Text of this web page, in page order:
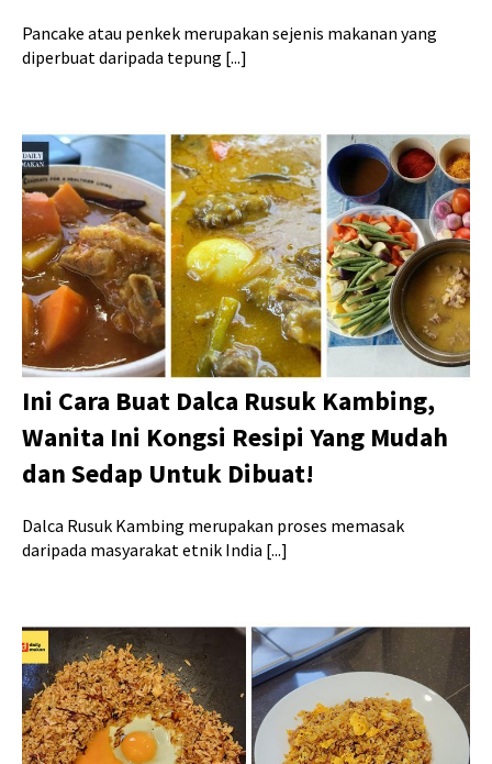
Pancake atau penkek merupakan sejenis makanan yang
diperbuat daripada tepung [...]
Ini Cara Buat Dalca Rusuk Kambing,
Wanita Ini Kongsi Resipi Yang Mudah
dan Sedap Untuk Dibuat!
Dalca Rusuk Kambing merupakan proses memasak
daripada masyarakat etnik India [...]